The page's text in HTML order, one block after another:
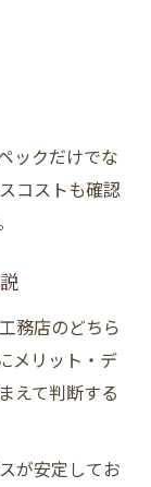
ックだけでな
コストも確認
務店のどちら
メリット・デ
えて判断する
が安定してお